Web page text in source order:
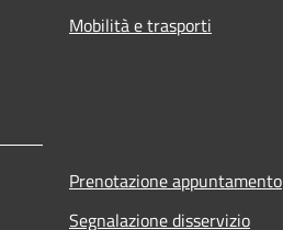
Mobilità e trasporti
Prenotazione appuntamento
Segnalazione disservizio